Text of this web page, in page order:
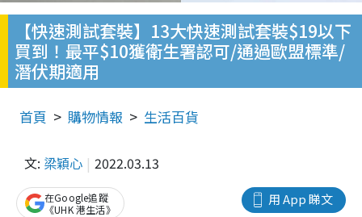
【快速測試套裝】13大快速測試套裝$19以下
買到！最平$10獲衛生署認可/通過歐盟標準/
潛伏期適用
首頁 購物情報 生活百貨
文: 梁穎心 2022.03.13
用 App 睇文
在Google追蹤
《UHK 港生活》